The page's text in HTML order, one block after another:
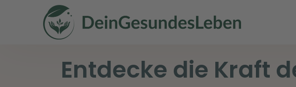
Entdecke die Kraft